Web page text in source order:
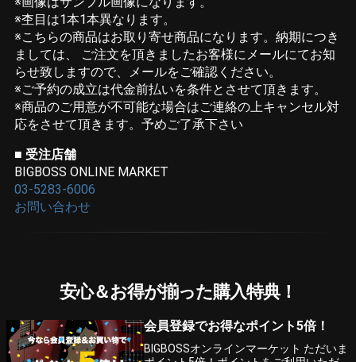
※杢目は1本1本異なります。
※こちらの商品はお取り寄せ商品になります。納期につき
ましては、 ご注文を頂きましたお客様にメールにてお知
らせ致しますので、メールをご確認ください。
※ご予約の成立は代金前払いを条件とさせて頂きます。
※商品のご用意が不可能な場合はご連絡の上キャンセル対
応をさせて頂きます。予めご了承下さい
■ 受注店舗
BIGBOSS ONLINE MARKET
03-5283-6006
お問い合わせ
安心＆お得が揃った購入特典！
会員登録でお得なポイント5倍！
BIGBOSSオンラインマーケット ただいま